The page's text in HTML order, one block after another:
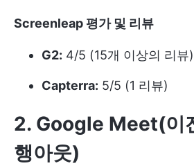
Screenleap 평가 및 리뷰
G2: 4/5 (15개 이상의 리뷰)
Capterra: 5/5 (1 리뷰)
2. Google Meet(이
행아웃)